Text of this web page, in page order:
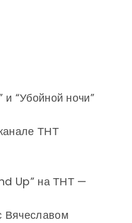
“Убойной ночи”
ТНТ
Up” на ТНТ —
Вячеславом